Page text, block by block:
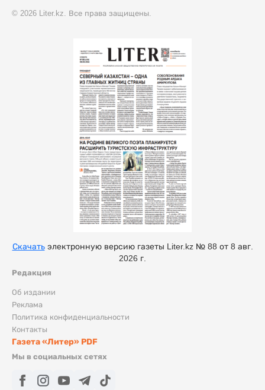
© 2026 Liter.kz. Все права защищены.
Редакция
Об издании
Реклама
Политика конфиденциальности
Контакты
Газета «Литер» PDF
Мы в социальных сетях
Скачатьэлектронную версию газеты Liter.kz № 88 от 8 авг.
2026 г.